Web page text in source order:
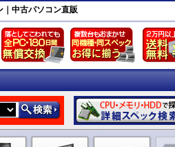
中古パソコン直販